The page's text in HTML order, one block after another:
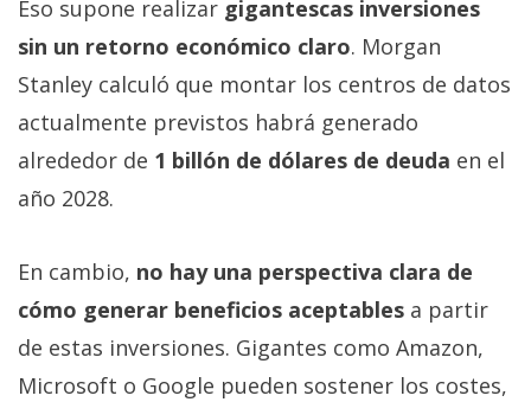
Eso supone realizar gigantescas inversiones
sin un retorno económico claro. Morgan
Stanley calculó que montar los centros de datos
actualmente previstos habrá generado
alrededor de 1 billón de dólares de deuda en el
año 2028.
En cambio, no hay una perspectiva clara de
cómo generar beneficios aceptables a partir
de estas inversiones. Gigantes como Amazon,
Microsoft o Google pueden sostener los costes,